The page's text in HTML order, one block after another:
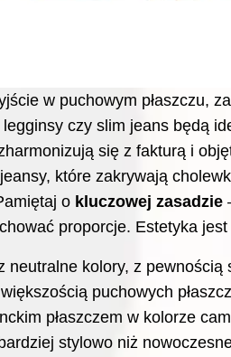
w puchowym płaszczu,
legginsy czy slim jeans będą
się z fakturą i
które zakrywają
o kluczowej zasadzie
proporcje. Estetyka
neutralne kolory, z
puchowych
płaszczem w kolorze
stylowo niż